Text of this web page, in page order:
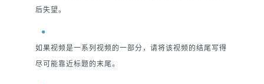
后失望。
如果视频是一系列视频的一部分，请将该视频的结尾写得
尽可能靠近标题的末尾。